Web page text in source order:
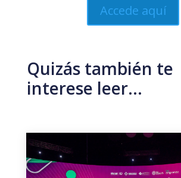
Accede aquí
Quizás también te
interese leer…